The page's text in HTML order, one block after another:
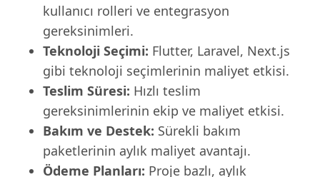
kullanıcı rolleri ve entegrasyon
gereksinimleri.
Teknoloji Seçimi: Flutter, Laravel, Next.js
gibi teknoloji seçimlerinin maliyet etkisi.
Teslim Süresi: Hızlı teslim
gereksinimlerinin ekip ve maliyet etkisi.
Bakım ve Destek: Sürekli bakım
paketlerinin aylık maliyet avantajı.
Ödeme Planları: Proje bazlı, aylık